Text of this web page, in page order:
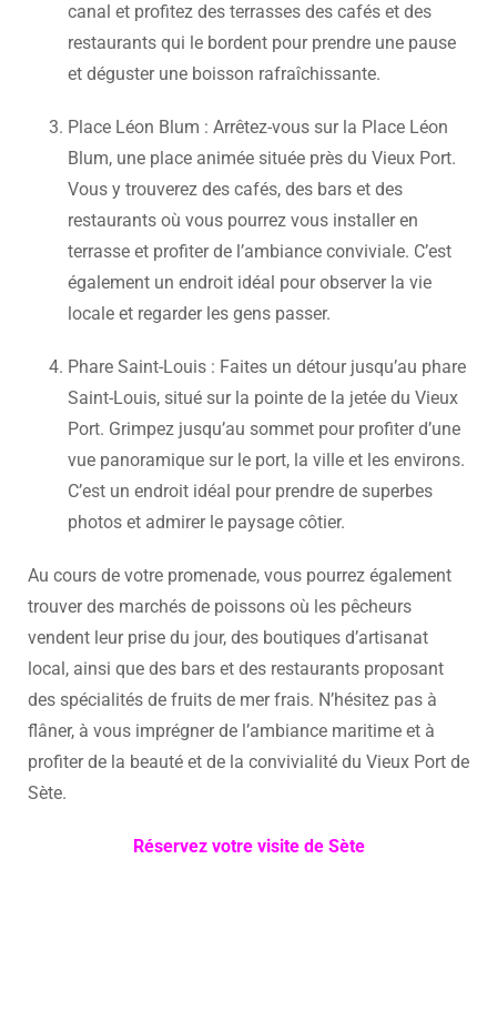
canal et profitez des terrasses des cafés et des
restaurants qui le bordent pour prendre une pause
et déguster une boisson rafraîchissante.
Place Léon Blum : Arrêtez-vous sur la Place Léon
Blum, une place animée située près du Vieux Port.
Vous y trouverez des cafés, des bars et des
restaurants où vous pourrez vous installer en
terrasse et profiter de l’ambiance conviviale. C’est
également un endroit idéal pour observer la vie
locale et regarder les gens passer.
Phare Saint-Louis : Faites un détour jusqu’au phare
Saint-Louis, situé sur la pointe de la jetée du Vieux
Port. Grimpez jusqu’au sommet pour profiter d’une
vue panoramique sur le port, la ville et les environs.
C’est un endroit idéal pour prendre de superbes
photos et admirer le paysage côtier.
Au cours de votre promenade, vous pourrez également
trouver des marchés de poissons où les pêcheurs
vendent leur prise du jour, des boutiques d’artisanat
local, ainsi que des bars et des restaurants proposant
des spécialités de fruits de mer frais. N’hésitez pas à
flâner, à vous imprégner de l’ambiance maritime et à
profiter de la beauté et de la convivialité du Vieux Port de
Sète.
Réservez votre visite de Sète